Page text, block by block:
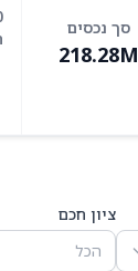
סך נכסים
218.28M
ציון חכם
הכל